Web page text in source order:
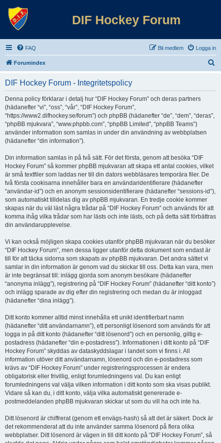
DIF Hockey Forum
FAQ Logga in
Bli medlem
Forumindex
DIF Hockey Forum - Integritetspolicy
Denna policy förklarar i detalj hur “DIF Hockey Forum” och deras partners
(hädanefter “vi”, “oss”, “vår”, “DIF Hockey Forum”,
“https://www2.difhockey.se/forum”) och phpBB (hädanefter “de”, “dem”, “deras”,
“phpBB mjukvara”, “www.phpbb.com”, “phpBB Limited”, “phpBB Teams”)
använder information som samlas in under din användning av webbplatsen
(hädanefter “din information”).
Din information samlas in på två sätt. För det första, genom att besöka “DIF
Hockey Forum” så kommer phpBB mjukvaran att skapa ett antal cookies, vilket
är små textfiler som laddas ner till din dators webbläsares temporära filer. De
två första cookisarna innehåller bara en användaridentifierare (hädanefter
“användar-id”) och en anonym sessionsidentifierare (hädanefter “sessions-id”),
som automatiskt tilldelas dig av phpBB mjukvaran. En tredje cookie kommer
skapas när du väl läst några trådar på “DIF Hockey Forum” och används för att
komma ihåg vilka trådar som har lästs och inte lästs, och på detta sätt förbättras
din användarupplevelse.
Vi kan också möjligen skapa cookies utanför phpBB mjukvaran när du besöker
“DIF Hockey Forum”, men dessa ligger utanför detta dokument som endast är
till för att täcka sidorna som skapats av phpBB mjukvaran. Det andra sättet vi
samlar in din information är genom vad du skickar till oss. Detta kan vara, men
är inte begränsat till: inlägg gjorda som anonym besökare (hädanefter
“anonyma inlägg”), registrering på “DIF Hockey Forum” (hädanefter “ditt konto”)
och inlägg sparade av dig efter din registrering och medan du är inloggad
(hädanefter “dina inlägg”).
Ditt konto kommer alltid minst innehålla ett unikt identifierbart namn
(hädanefter “ditt användarnamn”), ett personligt lösenord som används för att
logga in på ditt konto (hädanefter “ditt lösenord”) och en personlig, giltig e-
postadress (hädanefter “din e-postadress”). Informationen i ditt konto på “DIF
Hockey Forum” skyddas av dataskyddslagar i landet som vi finns i. All
information utöver ditt användarnamn, lösenord och din e-postadress som
krävs av “DIF Hockey Forum” under registreringsprocessen är endera
obligatorisk eller frivillig, enligt forumledningens val. Du kan enligt
forumledningens val välja vilken information i ditt konto som ska visas publikt.
Vidare så kan du, i ditt konto, välja vilka automatiskt genererade e-
postmeddelanden phpBB mjukvaran skickar ut som du vill ha och inte ha.
Ditt lösenord är chiffrerat (genom ett envägs-hash) så att det är säkert. Dock är
det rekommenderat att du inte använder samma lösenord på flera olika
webbplatser. Ditt lösenord är vägen in till ditt konto på “DIF Hockey Forum”, så